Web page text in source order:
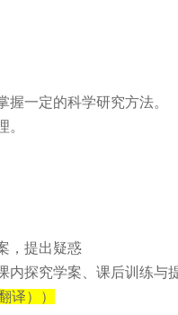
握一定的科学研究方法。
。
，提出疑惑
内探究学案、课后训练
译））